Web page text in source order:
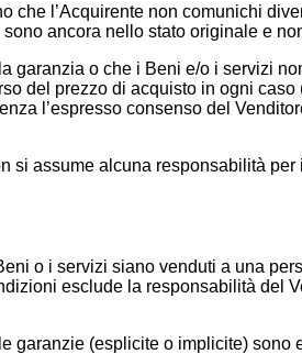
che l’Acquirente non comunichi
ancora nello stato originale e
garanzia o che i Beni e/o i servizi
del prezzo di acquisto in ogni
l’espresso consenso del
si assume alcuna responsabilità
o i servizi siano venduti a una
esclude la responsabilità del
garanzie (esplicite o implicite) sono